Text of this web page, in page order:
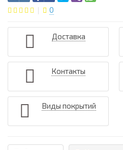
0
Доставка
Контакты
Виды покрытий